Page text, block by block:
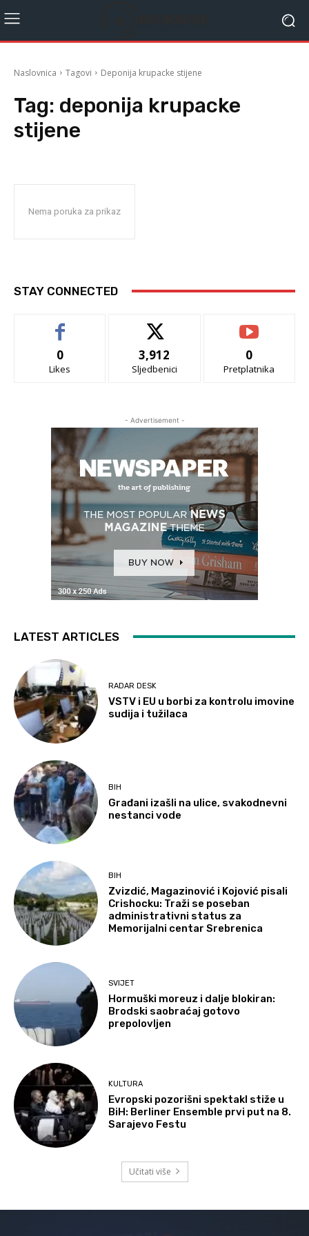
Naslovnica Tagovi Deponija krupacke stijene
Tag: deponija krupacke
stijene
Nema poruka za prikaz
STAY CONNECTED
0
Likes
3,912
Sljedbenici
0
Pretplatnika
- Advertisement -
LATEST ARTICLES
RADAR DESK
VSTV i EU u borbi za kontrolu imovine
sudija i tužilaca
BIH
Građani izašli na ulice, svakodnevni
nestanci vode
BIH
Zvizdić, Magazinović i Kojović pisali
Crishocku: Traži se poseban
administrativni status za
Memorijalni centar Srebrenica
SVIJET
Hormuški moreuz i dalje blokiran:
Brodski saobraćaj gotovo
prepolovljen
KULTURA
Evropski pozorišni spektakl stiže u
BiH: Berliner Ensemble prvi put na 8.
Sarajevo Festu
Učitati više